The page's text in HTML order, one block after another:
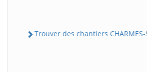
Trouver des chantiers CHARMES-